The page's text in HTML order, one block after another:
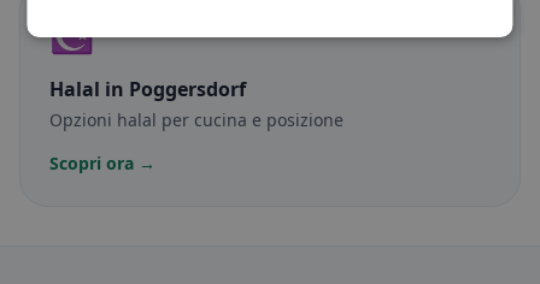
☪️
Halal in Poggersdorf
Opzioni halal per cucina e posizione
Scopri ora →